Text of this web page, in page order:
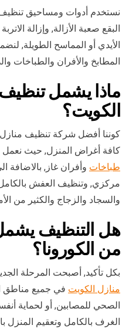
نستخدم أدوات ومساحيق
البقع صعبة الأزالة, وإزالة
المطابخ والأفران والطباخات
ماذا يشمل
الكويت؟
كوننا أفضل شركة تنظيف
كافة أغراض المنزل, حيث
طباخات وأفران غاز, بالاضافة
مركزي, وتنظيف العفش
والسجاد والزجاج والكثير من
هل التنظيف
من الكورونا؟
بكل تأكيد, أصبحت المرحلة
منازل الكويت في جميع مناطق
الصحي للمصابين, أو لحماية
الغرف بالكامل وتعقيم المنزل